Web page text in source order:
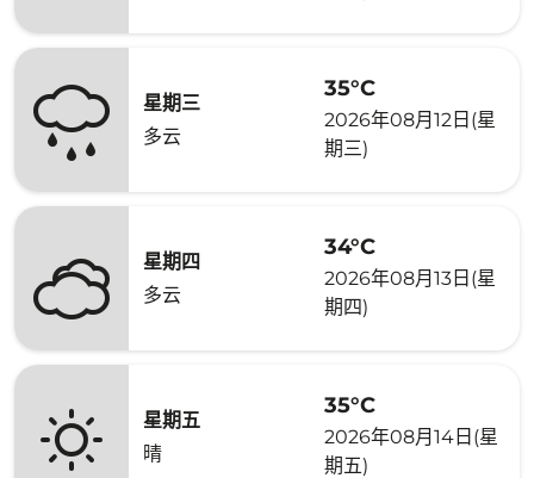
星期三
多云
35°C
2026年08月12日(星
期三)
星期四
多云
34°C
2026年08月13日(星
期四)
星期五
晴
35°C
2026年08月14日(星
期五)